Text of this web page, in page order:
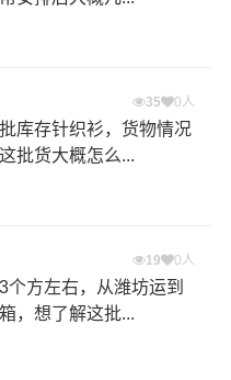
35 0人
库存针织衫，货物情况
批货大概怎么...
19 0人
方左右，从潍坊运到
，想了解这批...